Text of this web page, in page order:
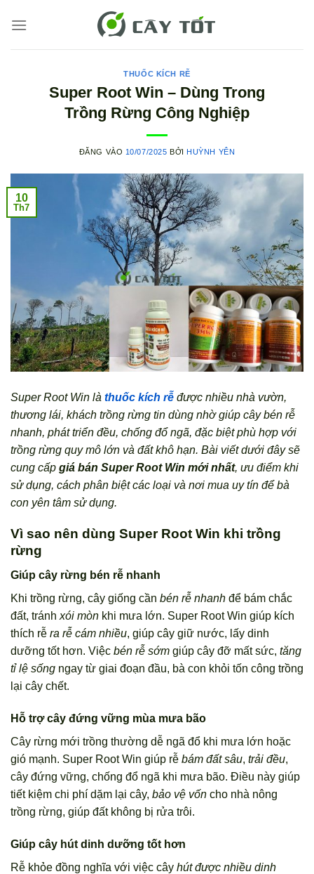
qua
THUỐC KÍCH RỄ
Super Root Win – Dùng Trong
Trồng Rừng Công Nghiệp
ĐĂNG VÀO 10/07/2025 BỞIHUỲNH YÊN
10
Th7
Super Root Win là thuốc kích rễ được nhiều nhà vườn,
thương lái, khách trồng rừng tin dùng nhờ giúp cây bén rễ
nhanh, phát triển đều, chống đổ ngã, đặc biệt phù hợp với
trồng rừng quy mô lớn và đất khô hạn. Bài viết dưới đây sẽ
cung cấp giá bán Super Root Win mới nhất, ưu điểm khi
sử dụng, cách phân biệt các loại và nơi mua uy tín để bà
con yên tâm sử dụng.
Vì sao nên dùng Super Root Win khi trồng
rừng
Giúp cây rừng bén rễ nhanh
Khi trồng rừng, cây giống cần bén rễ nhanh để bám chắc
đất, tránh xói mòn khi mưa lớn. Super Root Win giúp kích
thích rễ ra rễ cám nhiều, giúp cây giữ nước, lấy dinh
dưỡng tốt hơn. Việc bén rễ sớm giúp cây đỡ mất sức, tăng
tỉ lệ sống ngay từ giai đoạn đầu, bà con khỏi tốn công trồng
lại cây chết.
Hỗ trợ cây đứng vững mùa mưa bão
Cây rừng mới trồng thường dễ ngã đổ khi mưa lớn hoặc
gió mạnh. Super Root Win giúp rễ bám đất sâu, trải đều,
cây đứng vững, chống đổ ngã khi mưa bão. Điều này giúp
tiết kiệm chi phí dặm lại cây, bảo vệ vốn cho nhà nông
trồng rừng, giúp đất không bị rửa trôi.
Giúp cây hút dinh dưỡng tốt hơn
Rễ khỏe đồng nghĩa với việc cây hút được nhiều dinh